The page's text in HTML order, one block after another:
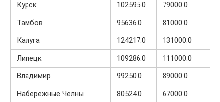
Курск
102595.0 79000.0
Тамбов
95636.0 81000.0
Калуга
124217.0 131000.0
Липецк
109286.0 111000.0
Владимир
99250.0 89000.0
Набережные Челны
80524.0 67000.0